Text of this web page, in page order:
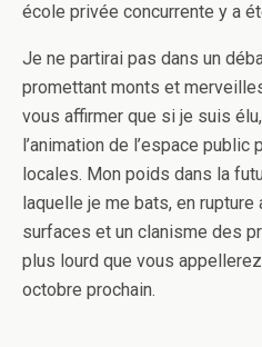
école privée concurrente y a
Je ne partirai pas dans un
promettant monts et
vous affirmer que si je suis
l’animation de l’espace
locales. Mon poids dans la
laquelle je me bats, en
surfaces et un clanisme des
plus lourd que vous
octobre prochain.